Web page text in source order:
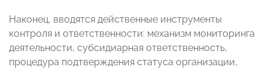
Наконец, вводятся действенные инструменты
контроля и ответственности: механизм мониторинга
деятельности, субсидиарная ответственность,
процедура подтверждения статуса организации,